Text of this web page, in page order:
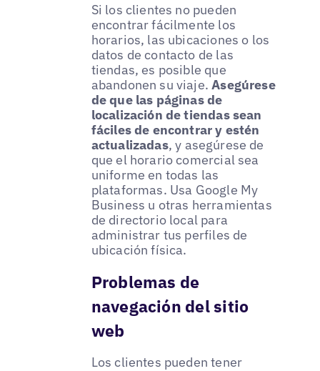
Si los clientes no pueden
encontrar fácilmente los
horarios, las ubicaciones o los
datos de contacto de las
tiendas, es posible que
abandonen su viaje.Asegúrese
de que las páginas de
localización de tiendas sean
fáciles de encontrar y estén
actualizadas, y asegúrese de
que el horario comercial sea
uniforme en todas las
plataformas. Usa Google My
Business u otras herramientas
de directorio local para
administrar tus perfiles de
ubicación física.
Problemas de
navegación del sitio
web
Los clientes pueden tener